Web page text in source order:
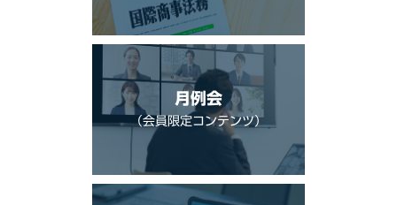
月例会
（会員限定コンテンツ）